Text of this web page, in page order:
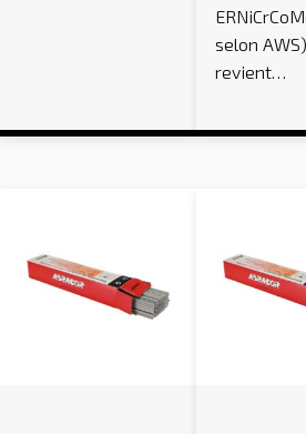
selon AWS)
revient…